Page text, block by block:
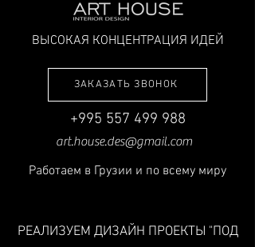
ВЫСОКАЯ КОНЦЕНТРАЦИЯ ИДЕЙ
ЗАКАЗАТЬ ЗВОНОК
+995 557 499 988
art.house.des@gmail.com
Работаем в Грузии и по всему миру
РЕАЛИЗУЕМ ДИЗАЙН ПРОЕКТЫ "ПОД